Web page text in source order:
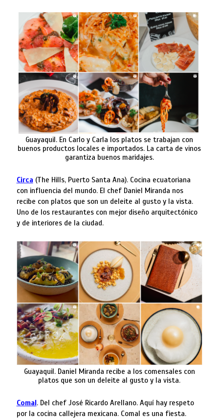
Guayaquil. En Carlo y Carla los platos se trabajan con
buenos productos locales e importados. La carta de vinos
garantiza buenos maridajes.
Circa(The Hills, Puerto Santa Ana). Cocina ecuatoriana
con influencia del mundo. El chef Daniel Miranda nos
recibe con platos que son un deleite al gusto y la vista.
Uno de los restaurantes con mejor diseño arquitectónico
y de interiores de la ciudad.
Guayaquil. Daniel Miranda recibe a los comensales con
platos que son un deleite al gusto y la vista.
Comal. Del chef José Ricardo Arellano. Aquí hay respeto
por la cocina callejera mexicana. Comal es una fiesta.